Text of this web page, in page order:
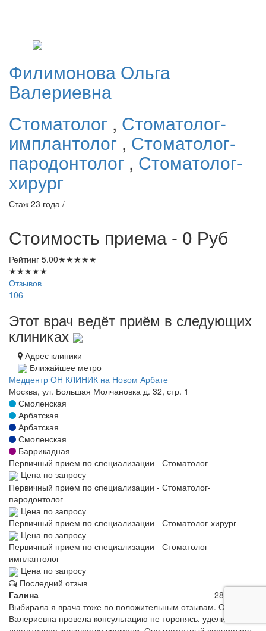
Филимонова Ольга
Валериевна
Стоматолог , Стоматолог-
имплантолог , Стоматолог-
пародонтолог , Стоматолог-
хирург
Стаж 23 года /
Стоимость приема - 0 Руб
Рейтинг 5.00★★★★★
★★★★★
Отзывов
106
Этот врач ведёт приём в следующих
клиниках
Адрес клиники
Ближайшее метро
Медцентр ОН КЛИНИК на Новом Арбате
Москва, ул. Большая Молчановка д. 32, стр. 1
Смоленская
Арбатская
Арбатская
Смоленская
Баррикадная
Первичный прием по специализации - Стоматолог
Цена по запросу
Первичный прием по специализации - Стоматолог-
пародонтолог
Цена по запросу
Первичный прием по специализации - Стоматолог-хирург
Цена по запросу
Первичный прием по специализации - Стоматолог-
имплантолог
Цена по запросу
Последний отзыв
Галина
28.06.2022
Выбирала я врача тоже по положительным отзывам. Ольга
Валериевна провела консультацию не торопясь, уделила мне